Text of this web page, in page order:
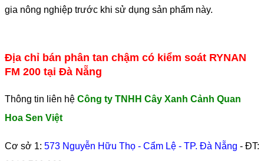
gia nông nghiệp trước khi sử dụng sản phẩm này.
Địa chỉ bán phân tan chậm có kiểm soát RYNAN
FM 200 tại Đà Nẵng
Thông tin liên hệ Công ty TNHH Cây Xanh Cảnh Quan
Hoa Sen Việt
Cơ sở 1: 573 Nguyễn Hữu Thọ - Cẩm Lệ - TP. Đà Nẵng - ĐT: